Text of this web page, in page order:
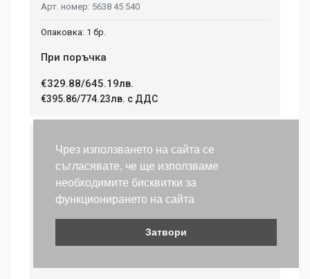
Чрез използването на сайта се
съгласявате, че ще използваме
необходимите бисквитки за
функционирането на сайта
Затвори
5638 45 540
1 бр.
При поръчка
€329.88/645.19лв.
€395.86/774.23лв. с ДДС
45X690/550 5*
5638 45 690
1 бр.
При поръчка
€350.95/686.40лв.